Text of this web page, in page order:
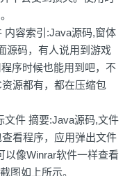
内容索引:Java源码,窗体
码，有人说用到游戏
序时候也能用到吧，不
源都有，都在压缩包
文件 摘要:Java源码,文件
程序，应用弹出文件
以像Winrar软件一样查看
图如上所示。